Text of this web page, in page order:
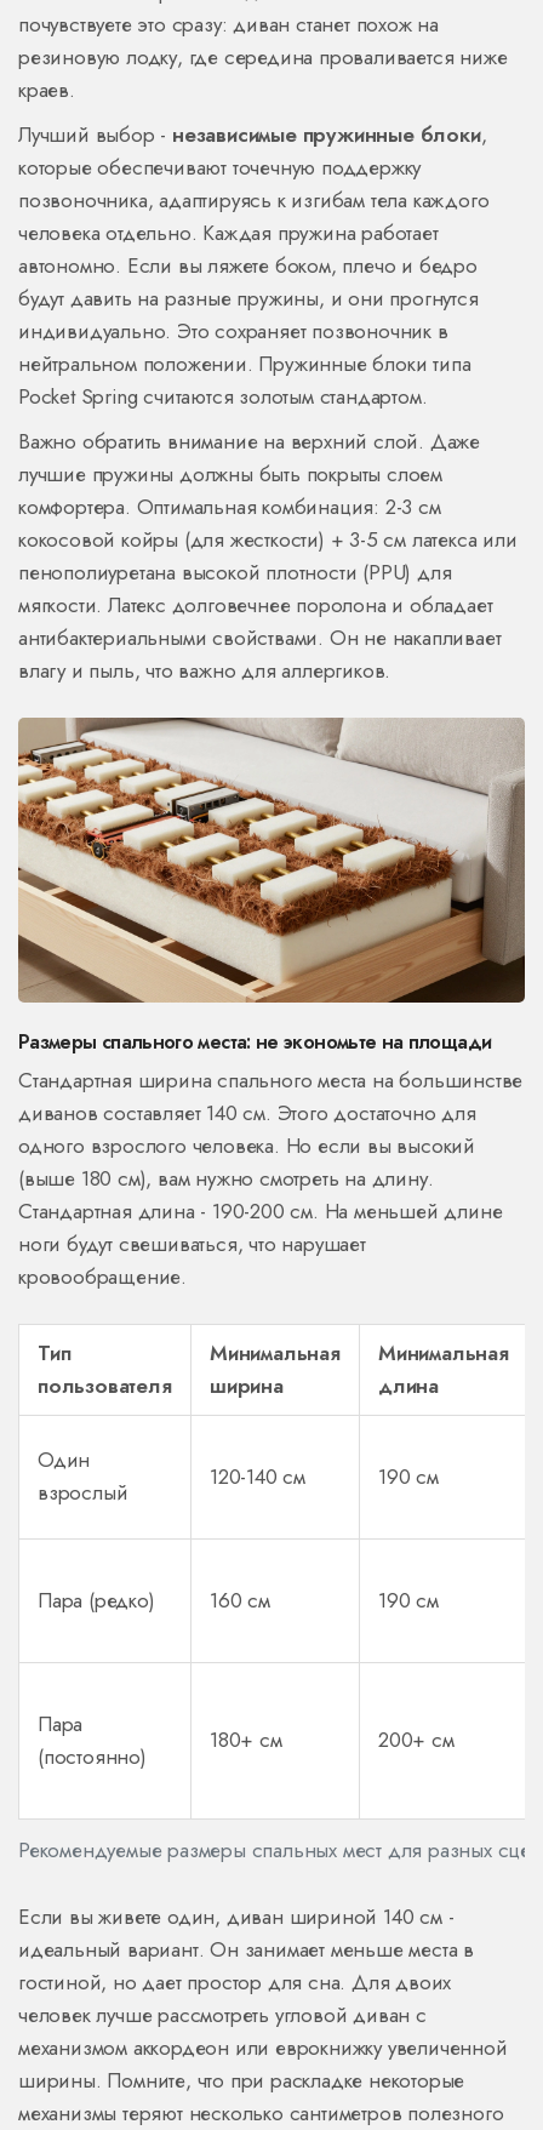
почувствуете это сразу: диван станет похож на
резиновую лодку, где середина проваливается ниже
краев.
Лучший выбор - независимые пружинные блоки,
которыеобеспечивают точечную поддержку
позвоночника, адаптируясь к изгибам тела каждого
человека отдельно. Каждая пружина работает
автономно. Если вы ляжете боком, плечо и бедро
будут давить на разные пружины, и они прогнутся
индивидуально. Это сохраняет позвоночник в
нейтральном положении. Пружинные блоки типа
Pocket Spring считаются золотым стандартом.
Важно обратить внимание на верхний слой. Даже
лучшие пружины должны быть покрыты слоем
комфортера. Оптимальная комбинация: 2-3 см
кокосовой койры (для жесткости) + 3-5 см латекса или
пенополиуретана высокой плотности (PPU) для
мягкости. Латекс долговечнее поролона и обладает
антибактериальными свойствами. Он не накапливает
влагу и пыль, что важно для аллергиков.
Размеры спального места: не экономьте на площади
Стандартная ширина спального места на большинстве
диванов составляет 140 см. Этого достаточно для
одного взрослого человека. Но если вы высокий
(выше 180 см), вам нужно смотреть на длину.
Стандартная длина - 190-200 см. На меньшей длине
ноги будут свешиваться, что нарушает
кровообращение.
Рекомендуемые размеры спальных мест для разных
Тип
пользователя
Минимальная
ширина
Минимальная
длина
Один
взрослый
120-140 см 190 см
Пара (редко) 160 см 190 см
Пара
(постоянно)
180+ см 200+ см
Если вы живете один, диван шириной 140 см -
идеальный вариант. Он занимает меньше места в
гостиной, но дает простор для сна. Для двоих
человек лучше рассмотреть угловой диван с
механизмом аккордеон или еврокнижку увеличенной
ширины. Помните, что при раскладке некоторые
механизмы теряют несколько сантиметров полезного